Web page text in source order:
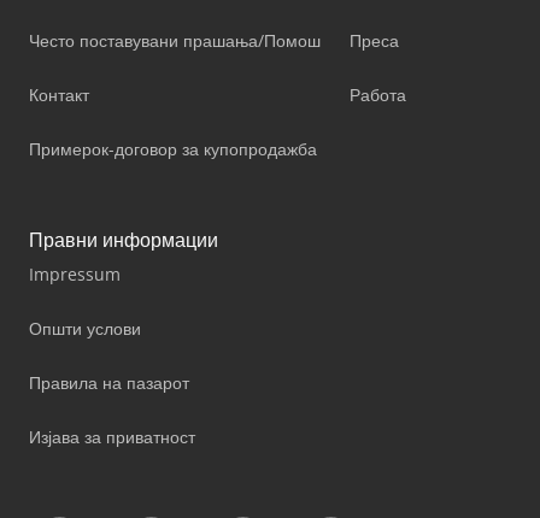
Често поставувани прашања/Помош
Контакт
Примерок-договор за купопродажба
Преса
Работа
Правни информации
Impressum
Општи услови
Правила на пазарот
Изјава за приватност